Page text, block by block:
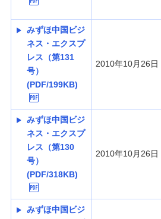
みずほ中国ビジ
ネス・エクスプ
レス（第131
号）
(PDF/199KB)
2010年10月26日
みずほ中国ビジ
ネス・エクスプ
レス（第130
号）
(PDF/318KB)
2010年10月26日
みずほ中国ビジ